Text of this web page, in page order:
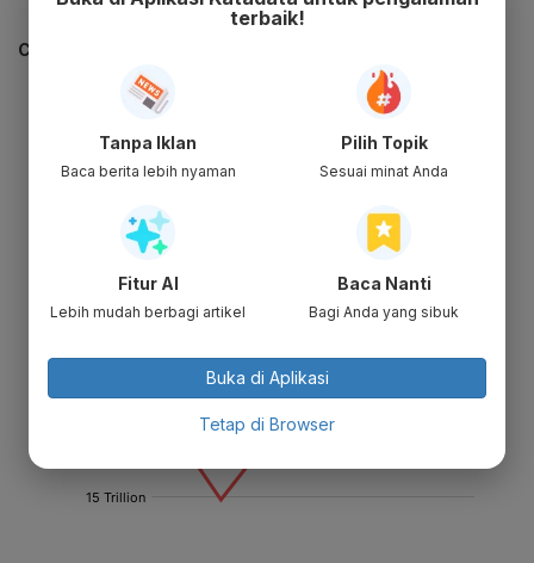
CEK JUGA DATA INI
terbaik!
Tanpa Iklan
Baca berita lebih nyaman
Pilih Topik
Sesuai minat Anda
Fitur AI
Lebih mudah berbagi artikel
Baca Nanti
Bagi Anda yang sibuk
Buka di Aplikasi
Tetap di Browser